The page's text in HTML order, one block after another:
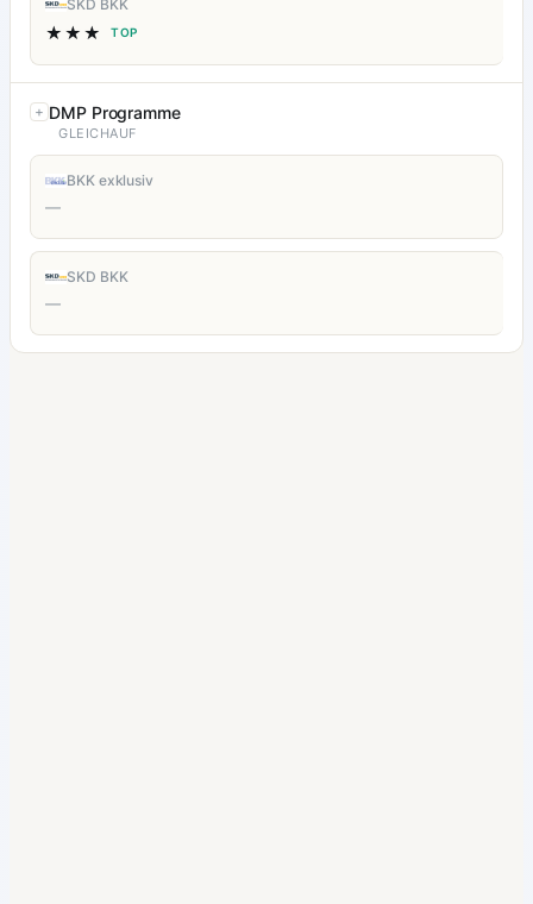
SKD BKK
★★★ TOP
DMP Programme
GLEICHAUF
BKK exklusiv
—
SKD BKK
—